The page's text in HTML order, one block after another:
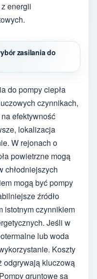
energii
zasilania do
do pompy ciepła
czynnikach,
efektywność
lokalizacja
W rejonach o
powietrzne mogą
chłodniejszych
mogą być pompy
źródło
istotnym czynnikiem
Jeśli w
lub woda
Koszty
odgrywają kluczową
gruntowe są